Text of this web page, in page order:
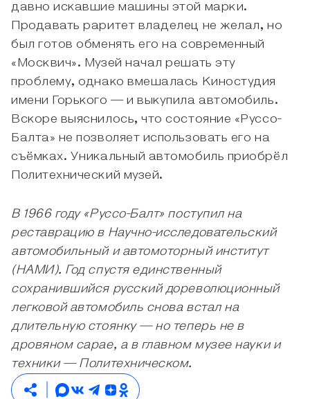
давно искавшие машины этой марки.
Продавать раритет владелец не желал, но
был готов обменять его на современный
«Москвич». Музей начал решать эту
проблему, однако вмешалась Киностудия
имени Горького — и выкупила автомобиль.
Вскоре выяснилось, что состояние «Руссо-
Балта» не позволяет использовать его на
съёмках. Уникальный автомобиль приобрёл
Политехнический музей.
В 1966 году «Руссо-Балт» поступил на
реставрацию в Научно-исследовательский
автомобильный и автомоторный институт
(НАМИ). Год спустя единственный
сохранившийся русский дореволюционный
легковой автомобиль снова встал на
длительную стоянку — но теперь не в
дровяном сарае, а в главном музее науки и
техники — Политехническом.